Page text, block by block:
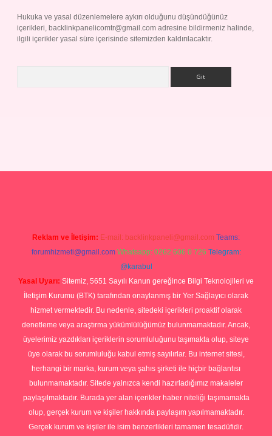
Hukuka ve yasal düzenlemelere aykırı olduğunu düşündüğünüz
içerikleri, backlinkpanelicomtr@gmail.com adresine bildirmeniz halinde,
ilgili içerikler yasal süre içerisinde sitemizden kaldırılacaktır.
Reklam ve İletişim: E-mail: backlinkpaneli@gmail.com Teams:
forumhizmeti@gmail.com Whatsapp: 0262 606 0 726 Telegram:
@karabul
Yasal Uyarı: Sitemiz, 5651 Sayılı Kanun gereğince Bilgi Teknolojileri ve
İletişim Kurumu (BTK) tarafından onaylanmış bir Yer Sağlayıcı olarak
hizmet vermektedir. Bu nedenle, sitedeki içerikleri proaktif olarak
denetleme veya araştırma yükümlülüğümüz bulunmamaktadır. Ancak,
üyelerimiz yazdıkları içeriklerin sorumluluğunu taşımakta olup, siteye
üye olarak bu sorumluluğu kabul etmiş sayılırlar. Bu internet sitesi,
herhangi bir marka, kurum veya şahıs şirketi ile hiçbir bağlantısı
bulunmamaktadır. Sitede yalnızca kendi hazırladığımız makaleler
paylaşılmaktadır. Burada yer alan içerikler haber niteliği taşımamakta
olup, gerçek kurum ve kişiler hakkında paylaşım yapılmamaktadır.
Gerçek kurum ve kişiler ile isim benzerlikleri tamamen tesadüfidir.